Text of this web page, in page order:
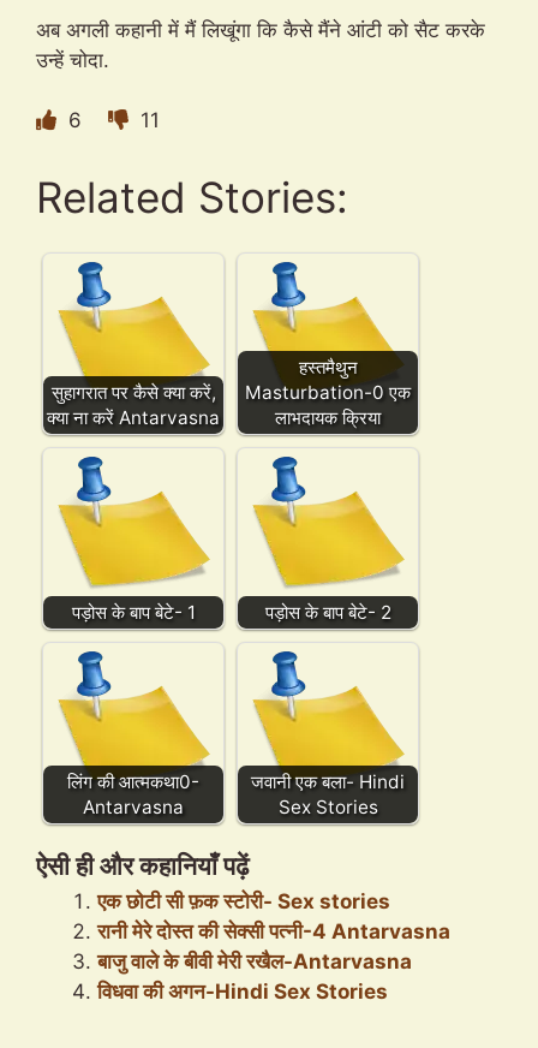
अब अगली कहानी में मैं लिखूंगा कि कैसे मैंने आंटी को सैट करके
उन्हें चोदा.
6 11
Related Stories:
सुहागरात पर कैसे क्या करें,
क्या ना करें Antarvasna
हस्तमैथुन
Masturbation-0 एक
लाभदायक क्रिया
पड़ोस के बाप बेटे- 1 पड़ोस के बाप बेटे- 2
लिंग की आत्मकथा0-
Antarvasna
जवानी एक बला- Hindi
Sex Stories
ऐसी ही और कहानियाँ पढ़ें
एक छोटी सी फ़क स्टोरी- Sex stories
रानी मेरे दोस्त की सेक्सी पत्नी-4 Antarvasna
बाजु वाले के बीवी मेरी रखैल-Antarvasna
विधवा की अगन-Hindi Sex Stories